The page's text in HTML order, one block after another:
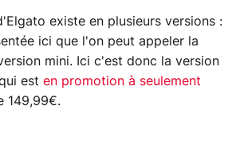
existe en plusieurs versions :
ici que l'on peut appeler la
mini. Ici c'est donc la version
est en promotion à seulement
149,99€.